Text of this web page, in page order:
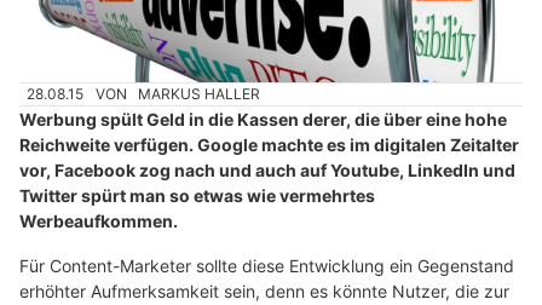
28.08.15 VON MARKUS HALLER
Werbung spült Geld in die Kassen derer, die über eine hohe
Reichweite verfügen. Google machte es im digitalen Zeitalter
vor, Facebook zog nach und auch auf Youtube, LinkedIn und
Twitter spürt man so etwas wie vermehrtes
Werbeaufkommen.
Für Content-Marketer sollte diese Entwicklung ein Gegenstand
erhöhter Aufmerksamkeit sein, denn es könnte Nutzer, die zur